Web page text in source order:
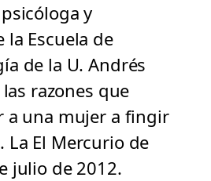
y
la Escuela de
de la U. Andrés
razones que
a una mujer a fingir
La El Mercurio de
julio de 2012.